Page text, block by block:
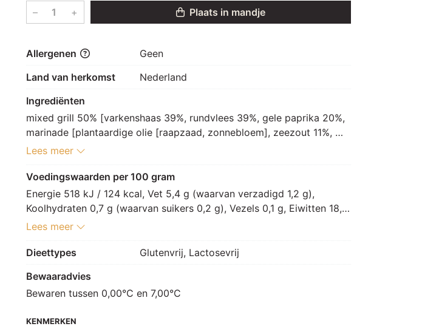
– + Plaats in mandje
Allergenen
Geen
Land van herkomst
Nederland
Ingrediënten
mixed grill 50% [varkenshaas 39%, rundvlees 39%, gele paprika 20%,
marinade [plantaardige olie [raapzaad, zonnebloem], zeezout 11%,
peper 3%, aroma, specerijextract]], Carpacciospies 50% [rundvlees
zeezout 11%, peper 3%, aroma, specerijextract]]
Lees meer
Voedingswaarden per 100 gram
Energie 518 kJ / 124 kcal, Vet 5,4 g (waarvan verzadigd 1,2 g),
Koolhydraten 0,7 g (waarvan suikers 0,2 g), Vezels 0,1 g, Eiwitten 18,1
g, Zout 0,5 g.
Lees meer
Dieettypes
Glutenvrij, Lactosevrij
Bewaaradvies
Bewaren tussen 0,00°C en 7,00°C
KENMERKEN